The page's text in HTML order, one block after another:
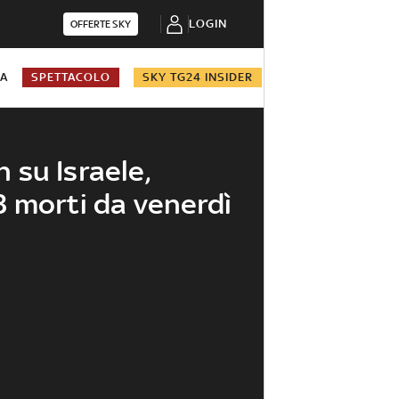
OFFERTE SKY LOGIN
SPETTACOLO SKY TG24 INSIDER
su Israele,
morti da venerdì